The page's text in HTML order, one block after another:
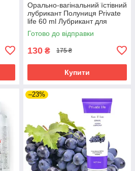
Орально-вагінальний їстівний
лубрикант Полуниця Private
life 60 ml Лубрикант для
орального сексу
Готово до відправки
130 ₴ 175 ₴
Купити
–23%